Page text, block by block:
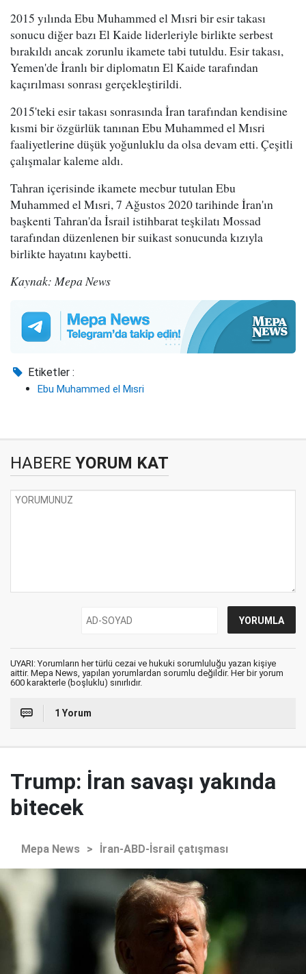
2015 yılında Ebu Muhammed el Mısri bir esir takası
sonucu diğer bazı El Kaide liderleriyle birlikte serbest
bırakıldı ancak zorunlu ikamete tabi tutuldu. Esir takası,
Yemen'de İranlı bir diplomatın El Kaide tarafından
kaçırılması sonrası gerçekleştirildi.
2015'teki esir takası sonrasında İran tarafından kendisine
kısmi bir özgürlük tanınan Ebu Muhammed el Mısri
faaliyetlerine düşük yoğunluklu da olsa devam etti. Çeşitli
çalışmalar kaleme aldı.
Tahran içerisinde ikamete mecbur tutulan Ebu
Muhammed el Mısri, 7 Ağustos 2020 tarihinde İran'ın
başkenti Tahran'da İsrail istihbarat teşkilatı Mossad
tarafından düzenlenen bir suikast sonucunda kızıyla
birlikte hayatını kaybetti.
Kaynak: Mepa News
Etiketler :
Ebu Muhammed el Mısri
HABERE YORUM KAT
UYARI: Yorumların her türlü cezai ve hukuki sorumluluğu yazan kişiye
aittir. Mepa News, yapılan yorumlardan sorumlu değildir. Her bir yorum
600 karakterle (boşluklu) sınırlıdır.
1 Yorum
Trump: İran savaşı yakında
bitecek
Mepa News > İran-ABD-İsrail çatışması